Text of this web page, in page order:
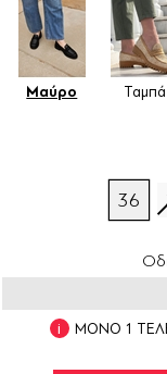
Μαύρο Ταμπά
36
ΜΟΝΟ 1